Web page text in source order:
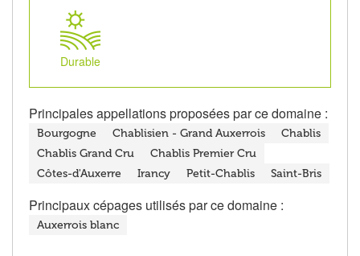
Durable
Principales appellations proposées par ce domaine :
Bourgogne Chablisien - Grand Auxerrois
Chablis
Chablis Grand Cru
Chablis Premier Cru
Côtes-d'Auxerre
Irancy Petit-Chablis Saint-Bris
Principaux cépages utilisés par ce domaine :
Auxerrois blanc